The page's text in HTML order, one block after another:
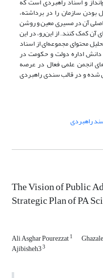
بودن سازمان را در برداشته،
آن در مسیری معین و روشن
آن کمک کنند. ‌از این‌رو، در این
محتوای مجموعه‌ای از اسناد
اداره دولت و حکومت در
انجمن علمی فعال در عرصه
شده و در قالب سندی راهبردی
راهبردی
The Vision of Public
Strategic Plan of PA
Ali Asghar Pourezzat1
Ajibisheh33